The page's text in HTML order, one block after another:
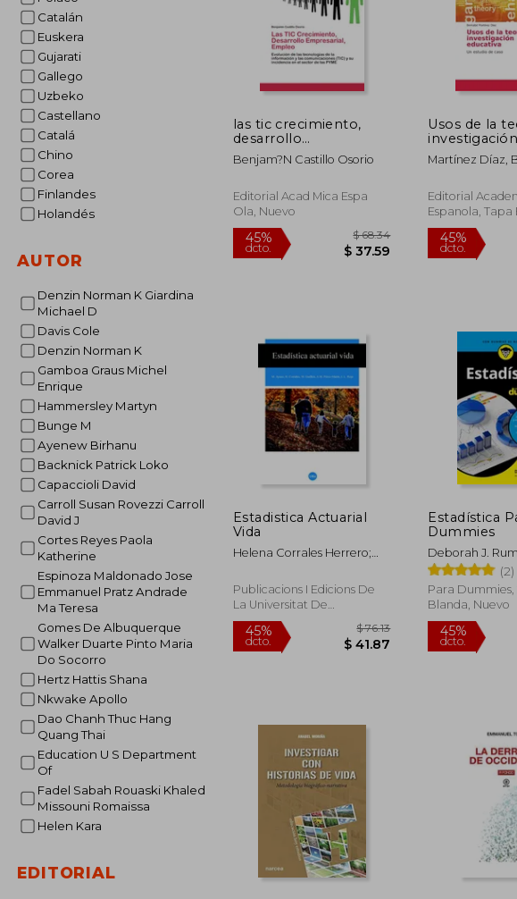
Catalán
Euskera
Gujarati
Gallego
Uzbeko
Castellano
Catalá
Chino
Corea
Finlandes
Holandés
AUTOR
Denzin Norman K Giardina
Michael D
Davis Cole
Denzin Norman K
Gamboa Graus Michel
Enrique
Hammersley Martyn
Bunge M
Ayenew Birhanu
Backnick Patrick Loko
Capaccioli David
Carroll Susan Rovezzi Carroll
David J
Cortes Reyes Paola
Katherine
Espinoza Maldonado Jose
Emmanuel Pratz Andrade
Ma Teresa
Gomes De Albuquerque
Walker Duarte Pinto Maria
Do Socorro
Hertz Hattis Shana
Nkwake Apollo
Dao Chanh Thuc Hang
Quang Thai
Education U S Department
Of
Fadel Sabah Rouaski Khaled
Missouni Romaissa
Helen Kara
EDITORIAL
las tic crecimiento,
desarrollo
empresarial, empleo
Benjam?n Castillo Osorio
Editorial Acad Mica Espa
Ola, Nuevo
45%
dcto.
Usos de la
investigación
educativa
Martínez Díaz,
Editorial
Espanola, Tapa
Nuevo
45%
dcto.
Estadistica Actuarial
Vida
Helena Corrales Herrero;
Luis Rojo García; Montserrat
Guillen Estany; Mercedes
Ayuso
Publicacions I Edicions De
La Universitat De
Barcelona, 2007, Tapa
Blanda,
Usado
Estadística
Dummies
Deborah J.
(2)
Para Dummies,
Blanda, Nuevo
dcto.